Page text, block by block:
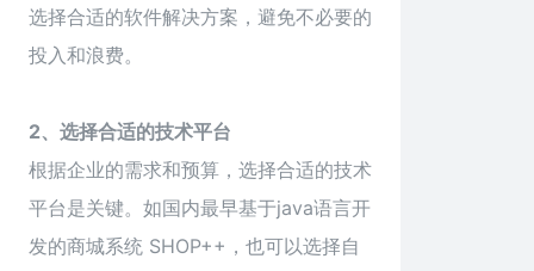
选择合适的软件解决方案，避免不必要的
投入和浪费。
2、选择合适的技术平台
根据企业的需求和预算，选择合适的技术
平台是关键。如国内最早基于java语言开
发的商城系统 SHOP++，也可以选择自